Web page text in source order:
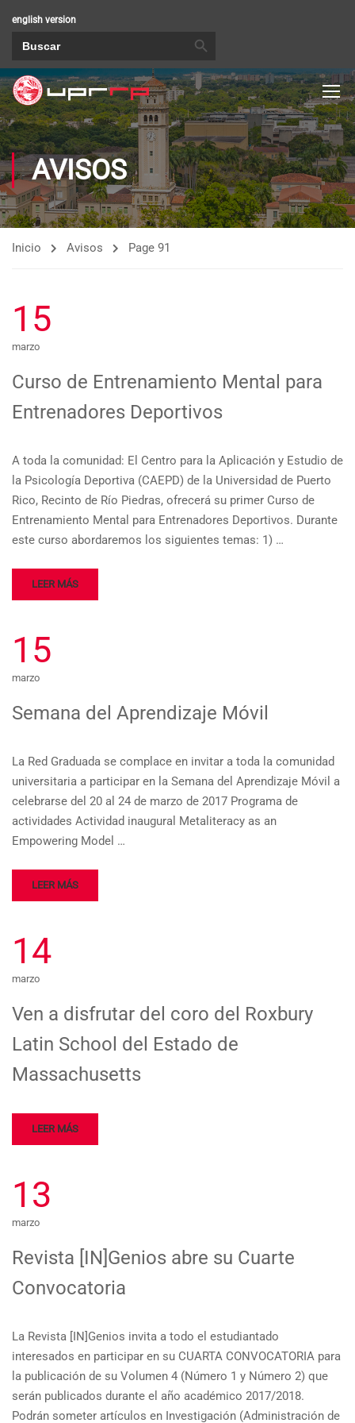
english version
AVISOS
Inicio Avisos Page 91
15
marzo
Curso de Entrenamiento Mental para
Entrenadores Deportivos
A toda la comunidad: El Centro para la Aplicación y Estudio de
la Psicología Deportiva (CAEPD) de la Universidad de Puerto
Rico, Recinto de Río Piedras, ofrecerá su primer Curso de
Entrenamiento Mental para Entrenadores Deportivos. Durante
este curso abordaremos los siguientes temas: 1) …
LEER MÁS
15
marzo
Semana del Aprendizaje Móvil
La Red Graduada se complace en invitar a toda la comunidad
universitaria a participar en la Semana del Aprendizaje Móvil a
celebrarse del 20 al 24 de marzo de 2017 Programa de
actividades Actividad inaugural Metaliteracy as an
Empowering Model …
LEER MÁS
14
marzo
Ven a disfrutar del coro del Roxbury
Latin School del Estado de
Massachusetts
LEER MÁS
13
marzo
Revista [IN]Genios abre su Cuarte
Convocatoria
La Revista [IN]Genios invita a todo el estudiantado
interesados en participar en su CUARTA CONVOCATORIA para
la publicación de su Volumen 4 (Número 1 y Número 2) que
serán publicados durante el año académico 2017/2018.
Podrán someter artículos en Investigación (Administración de